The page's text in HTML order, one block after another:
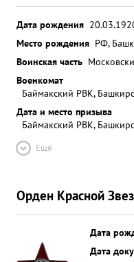
Дата рождения
Место рождения РФ,
Воинская часть
Военкомат
Баймакский РВК,
Дата и место призыва
Баймакский РВК,
Ещё
Орден Красной
Дата
Дата